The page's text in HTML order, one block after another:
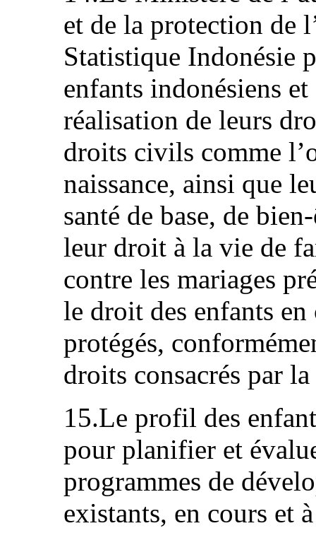
et de la protection de
Statistique Indonésie
enfants indonésiens
réalisation de leurs
droits civils comme
naissance, ainsi que
santé de base, de
leur droit à la vie de
contre les mariages
le droit des enfants
protégés,
droits consacrés par
15.Le profil des
pour planifier et
programmes de
existants, en cours et